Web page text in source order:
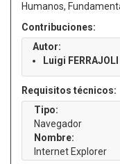
Humanos,
Contribuciones:
Autor:
Luigi FERRAJOLI
Requisitos técnicos:
Tipo:
Navegador
Nombre:
Internet Explorer